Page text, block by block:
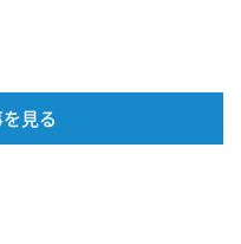
見る